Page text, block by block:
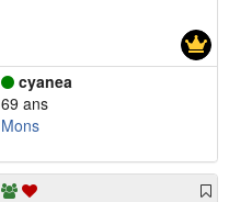
cyanea
69 ans
Mons